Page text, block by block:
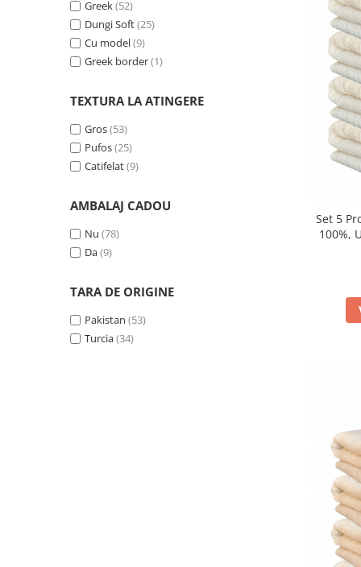
Greek(52)
Dungi Soft(25)
Cu model(9)
Greek border(1)
TEXTURA LA ATINGERE
Gros(53)
Pufos(25)
Catifelat(9)
AMBALAJ CADOU
Nu (78)
Da(9)
TARA DE ORIGINE
Pakistan (53)
Turcia(34)
Set 5
100%,